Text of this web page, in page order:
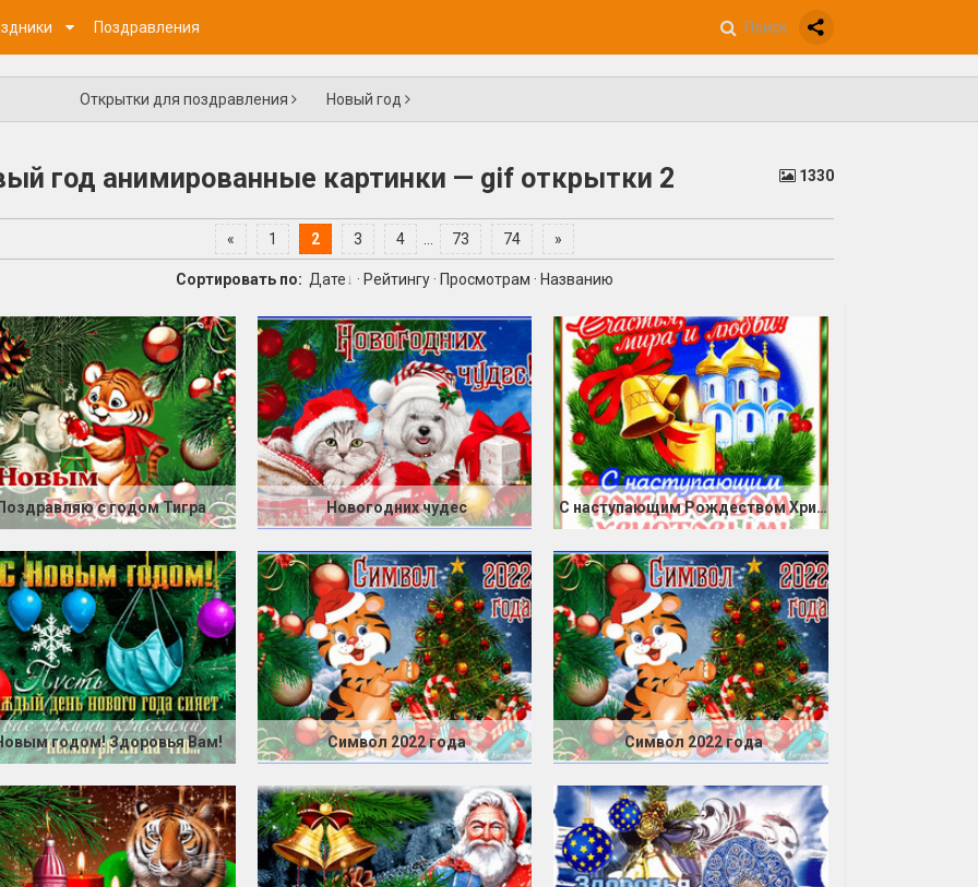
Поздравления
Открытки для поздравления Новый год
год анимированные картинки — gif открытки 2 1330
« 1 2 3 4 ... 73 74 »
Сортировать по: Дате · Рейтингу · Просмотрам · Названию
с годом Тигра Новогодних чудес С наступающим Рождеством Христовым
годом! Здоровья Вам! Символ 2022 года Символ 2022 года